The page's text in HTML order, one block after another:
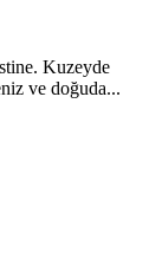
Kuzeyde
ve doğuda...